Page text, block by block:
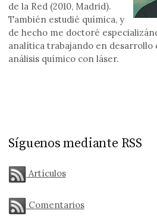
de la Red (2010, Madrid).
También estudié química, y
de hecho me doctoré
analítica trabajando en desarrollo
análisis químico con láser.
Síguenos mediante RSS
Artículos
Comentarios